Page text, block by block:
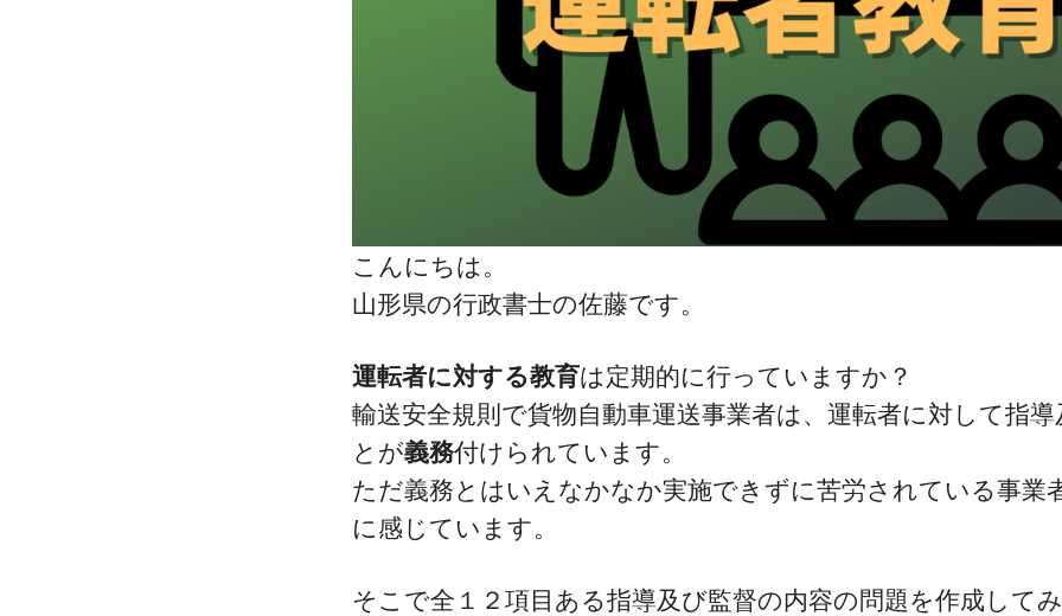
こんにちは。
山形県の行政書士の佐藤です。
運転者に対する教育は定期的に行っていますか？
輸送安全規則で貨物自動車運送事業者は、運転者に対して指
とが義務付けられています。
ただ義務とはいえなかなか実施できずに苦労されている事業
に感じています。
そこで全１２項目ある指導及び監督の内容の問題を作成して